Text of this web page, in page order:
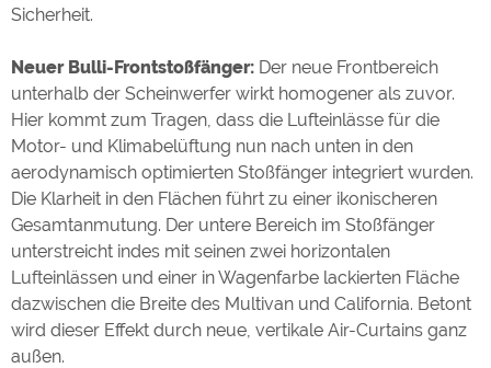
Sicherheit.
Neuer Bulli-Frontstoßfänger: Der neue Frontbereich
unterhalb der Scheinwerfer wirkt homogener als zuvor.
Hier kommt zum Tragen, dass die Lufteinlässe für die
Motor- und Klimabelüftung nun nach unten in den
aerodynamisch optimierten Stoßfänger integriert wurden.
Die Klarheit in den Flächen führt zu einer ikonischeren
Gesamtanmutung. Der untere Bereich im Stoßfänger
unterstreicht indes mit seinen zwei horizontalen
Lufteinlässen und einer in Wagenfarbe lackierten Fläche
dazwischen die Breite des Multivan und California. Betont
wird dieser Effekt durch neue, vertikale Air-Curtains ganz
außen.